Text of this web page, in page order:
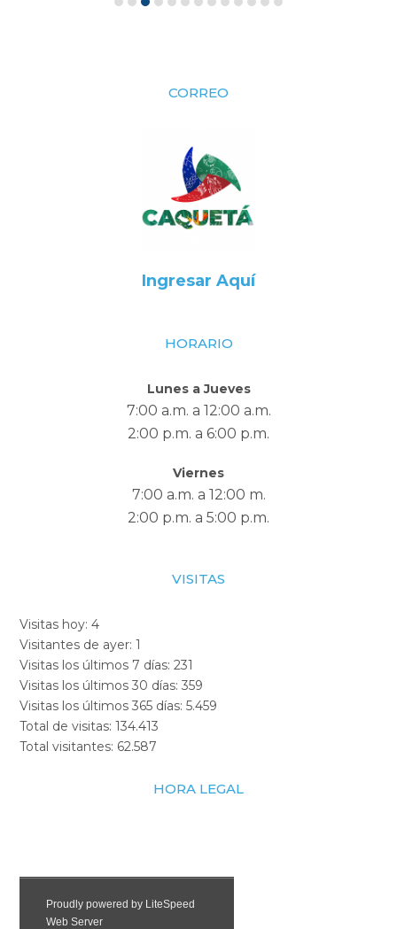
CORREO
Ingresar Aquí
HORARIO
Lunes a Jueves
7:00 a.m. a 12:00 a.m.
2:00 p.m. a 6:00 p.m.
Viernes
7:00 a.m. a 12:00 m.
2:00 p.m. a 5:00 p.m.
VISITAS
Visitas hoy:4
Visitantes de ayer:1
Visitas los últimos 7 días:231
Visitas los últimos 30 días:359
Visitas los últimos 365 días:5.459
Total de visitas:134.413
Total visitantes: 62.587
HORA LEGAL